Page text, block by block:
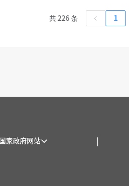
共 226 条 1
国家政府网站